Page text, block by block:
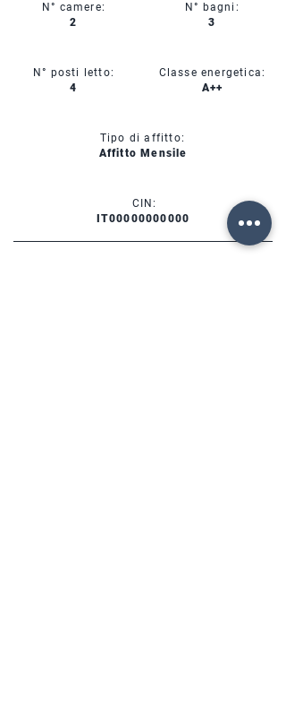
N° camere:
2
N° posti letto:
4
N° bagni:
3
Classe energetica:
A++
Tipo di affitto:
Affitto Mensile
CIN:
IT00000000000